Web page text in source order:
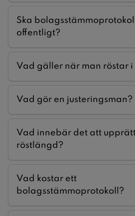
Ska
offentligt?
Vad gäller när man röstar i
Vad gör en justeringsman?
Vad innebär det att
röstlängd?
Vad kostar ett
bolagsstämmoprotokoll?